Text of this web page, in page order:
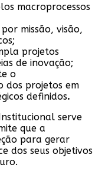
macroprocessos
missão, visão,
projetos
de inovação;
o
dos projetos em
definidos.
serve
que a
para gerar
dos seus objetivos